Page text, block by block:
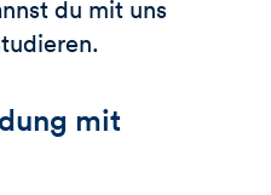
du mit uns
mit